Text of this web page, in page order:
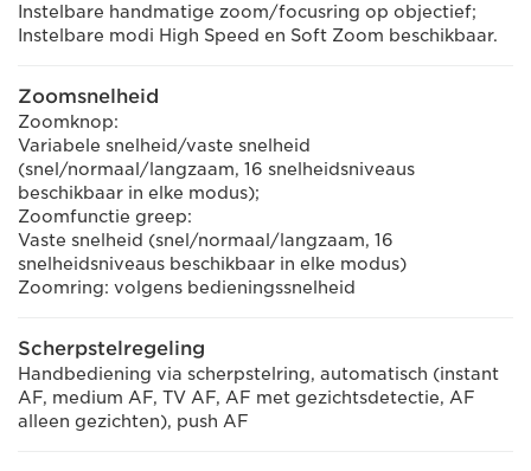
Instelbare handmatige zoom/focusring op objectief;
Instelbare modi High Speed en Soft Zoom beschikbaar.
Zoomsnelheid
Zoomknop:
Variabele snelheid/vaste snelheid
(snel/normaal/langzaam, 16 snelheidsniveaus
beschikbaar in elke modus);
Zoomfunctie greep:
Vaste snelheid (snel/normaal/langzaam, 16
snelheidsniveaus beschikbaar in elke modus)
Zoomring: volgens bedieningssnelheid
Scherpstelregeling
Handbediening via scherpstelring, automatisch (instant
AF, medium AF, TV AF, AF met gezichtsdetectie, AF
alleen gezichten), push AF